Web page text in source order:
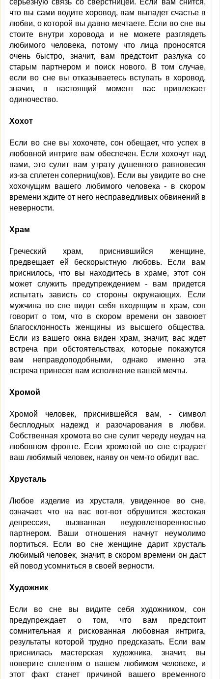
серьезную связь со сверстницей. Если вам снится,
что вы сами водите хоровод, вам выпадет счастье в
любви, о которой вы давно мечтаете. Если во сне вы
стоите внутри хоровода и не можете разглядеть
любимого человека, потому что лица проносятся
очень быстро, значит, вам предстоит разлука со
старым партнером и поиск нового. В том случае,
если во сне вы отказываетесь вступать в хоровод,
значит, в настоящий момент вас привлекает
одиночество.
Хохот
Если во сне вы хохочете, сон обещает, что успех в
любовной интриге вам обеспечен. Если хохочут над
вами, это сулит вам утрату душевного равновесия
из-за сплетен соперниц(ков). Если вы увидите во сне
хохочущим вашего любимого человека - в скором
времени ждите от него несправедливых обвинений в
неверности.
Храм
Греческий храм, приснившийся женщине,
предвещает ей бескорыстную любовь. Если вам
приснилось, что вы находитесь в храме, этот сон
может служить предупреждением - вам придется
испытать зависть со стороны окружающих. Если
мужчина во сне видит себя входящим в храм, сон
говорит о том, что в скором времени он завоюет
благосклонность женщины из высшего общества.
Если из вашего окна виден храм, значит, вас ждет
встреча при обстоятельствах, которые покажутся
вам неправдоподобными, однако именно эта
встреча принесет вам исполнение вашей мечты.
Хромой
Хромой человек, приснившейся вам, - символ
бесплодных надежд и разочарования в любви.
Собственная хромота во сне сулит череду неудач на
любовном фронте. Если хромотой во сне страдает
ваш любимый человек, наяву он чем-то обидит вас.
Хрусталь
Любое изделие из хрусталя, увиденное во сне,
означает, что на вас вот-вот обрушится жестокая
депрессия, вызванная неудовлетворенностью
партнером. Ваши отношения начнут неумолимо
портиться. Если во сне женщине дарит хрусталь
любимый человек, значит, в скором времени он даст
ей повод усомниться в своей верности.
Художник
Если во сне вы видите себя художником, сон
предупреждает о том, что вам предстоит
сомнительная и рискованная любовная интрига,
результаты которой трудно предсказать. Если вам
приснилась мастерская художника, значит, вы
поверите сплетням о вашем любимом человеке, и
этот факт станет причиной вашего временного